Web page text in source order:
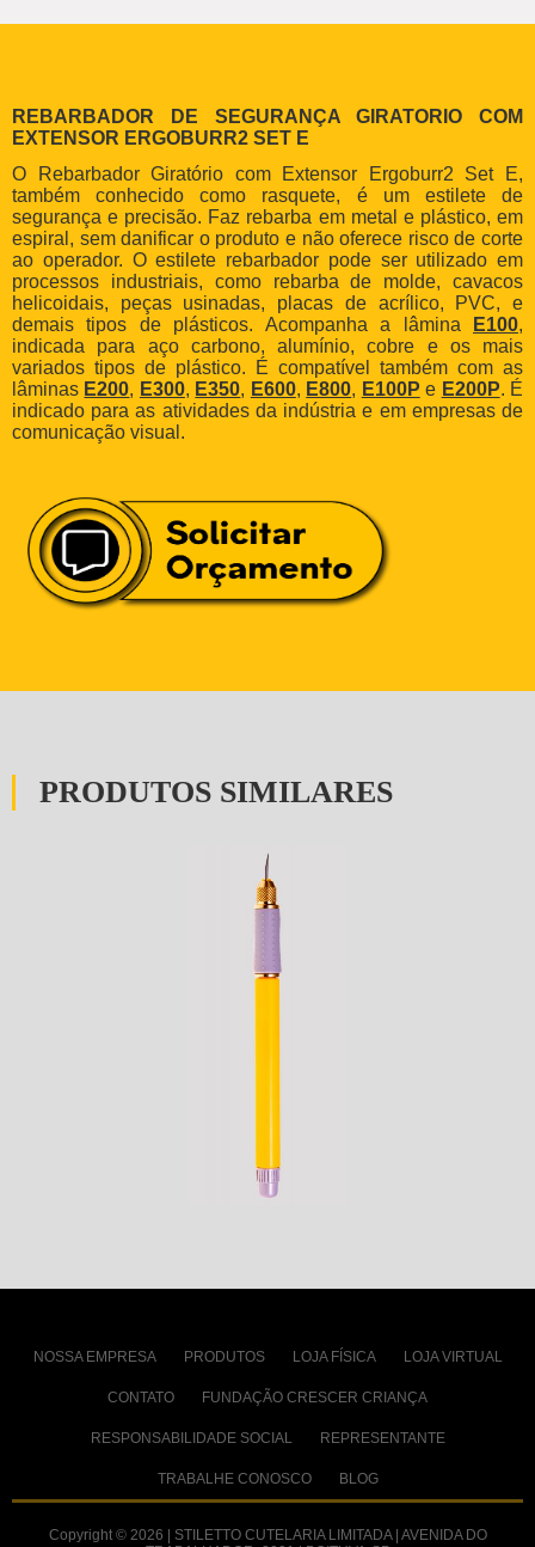
REBARBADOR DE SEGURANÇA GIRATORIO COM
EXTENSOR ERGOBURR2 SET E
O Rebarbador Giratório com Extensor Ergoburr2 Set E,
também conhecido como rasquete, é um estilete de
segurança e precisão. Faz rebarba em metal e plástico, em
espiral, sem danificar o produto e não oferece risco de corte
ao operador. O estilete rebarbador pode ser utilizado em
processos industriais, como rebarba de molde, cavacos
helicoidais, peças usinadas, placas de acrílico, PVC, e
demais tipos de plásticos. Acompanha a lâmina
E100,
indicada para aço carbono, alumínio, cobre e os mais
variados tipos de plástico. É compatível também com as
lâminas E200, E300, E350, E600, E800, E100P e E200P. É
indicado para as atividades da indústria e em empresas de
comunicação visual.
PRODUTOS SIMILARES
NOSSA EMPRESA PRODUTOS LOJA FÍSICA LOJA VIRTUAL
CONTATO FUNDAÇÃO CRESCER CRIANÇA
RESPONSABILIDADE SOCIAL REPRESENTANTE
TRABALHE CONOSCO BLOG
Copyright © 2026 | STILETTO CUTELARIA LIMITADA | AVENIDA DO